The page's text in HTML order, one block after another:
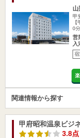
山
甲
0分
営
入
関連情報から探す
甲府昭和温泉ビジ
3.8点